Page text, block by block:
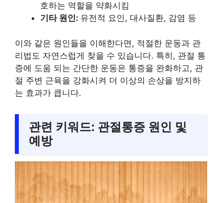
호하는 역할을 약화시킴
기타 원인: 유전적 요인, 대사질환, 감염 등
이와 같은 원인들을 이해한다면, 적절한 운동과 관
리법도 자연스럽게 찾을 수 있습니다. 특히, 관절 통
증에 도움 되는 간단한 운동은 통증을 완화하고, 관
절 주변 근육을 강화시켜 더 이상의 손상을 방지하
는 효과가 큽니다.
관련 키워드: 관절통증 원인 및
예방